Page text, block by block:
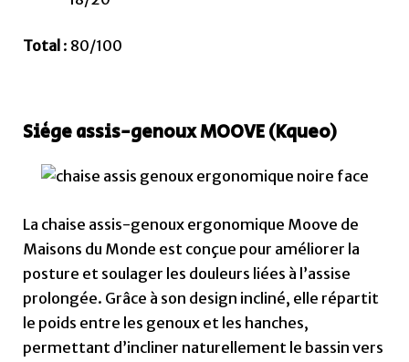
Total : 80/100
Siège assis-genoux MOOVE (Kqueo)
La chaise assis-genoux ergonomique Moove de
Maisons du Monde est conçue pour améliorer la
posture et soulager les douleurs liées à l’assise
prolongée. Grâce à son design incliné, elle répartit
le poids entre les genoux et les hanches,
permettant d’incliner naturellement le bassin vers